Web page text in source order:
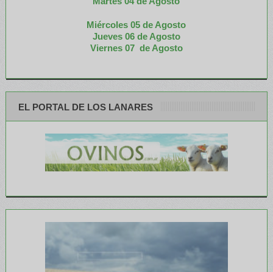
Miércoles 05 de Agosto
Jueves 06 de Agosto
Viernes 07 de Agosto
EL PORTAL DE LOS LANARES